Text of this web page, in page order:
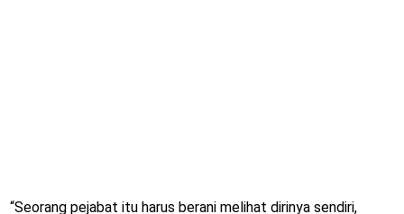
“Seorang pejabat itu harus berani melihat dirinya sendiri,